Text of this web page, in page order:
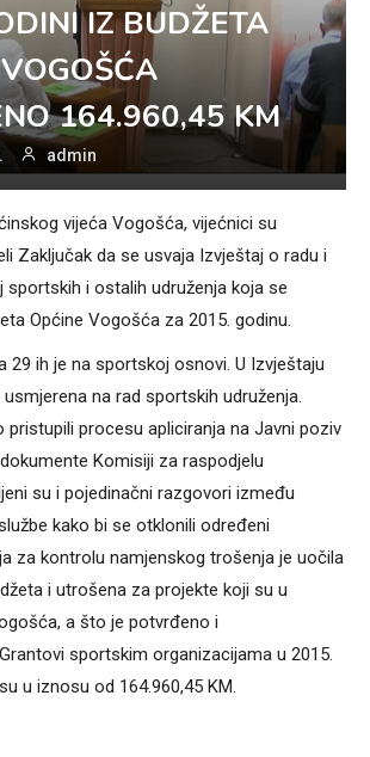
IZ BUDŽETA
164.960,45 KM
admin
vijeća Vogošća, vijećnici su
Zaključak da se usvaja Izvještaj o radu i
sportskih i ostalih udruženja koja se
Općine Vogošća za 2015. godinu.
29 ih je na sportskoj osnovi. U Izvještaju
na rad sportskih udruženja.
pristupili procesu apliciranja na Javni poziv
Komisiji za raspodjelu
su i pojedinačni razgovori između
kako bi se otklonili određeni
za kontrolu namjenskog trošenja je uočila
i utrošena za projekte koji su u
a što je potvrđeno i
sportskim organizacijama u 2015.
u iznosu od 164.960,45 KM.